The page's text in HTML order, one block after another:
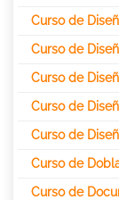
Curso de
Curso de
Curso de
Curso de
Curso de
Curso de
Curso de